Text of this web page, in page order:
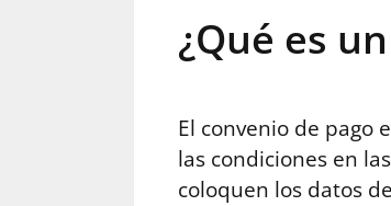
¿Qué es
El convenio de pago
las condiciones en
coloquen los datos